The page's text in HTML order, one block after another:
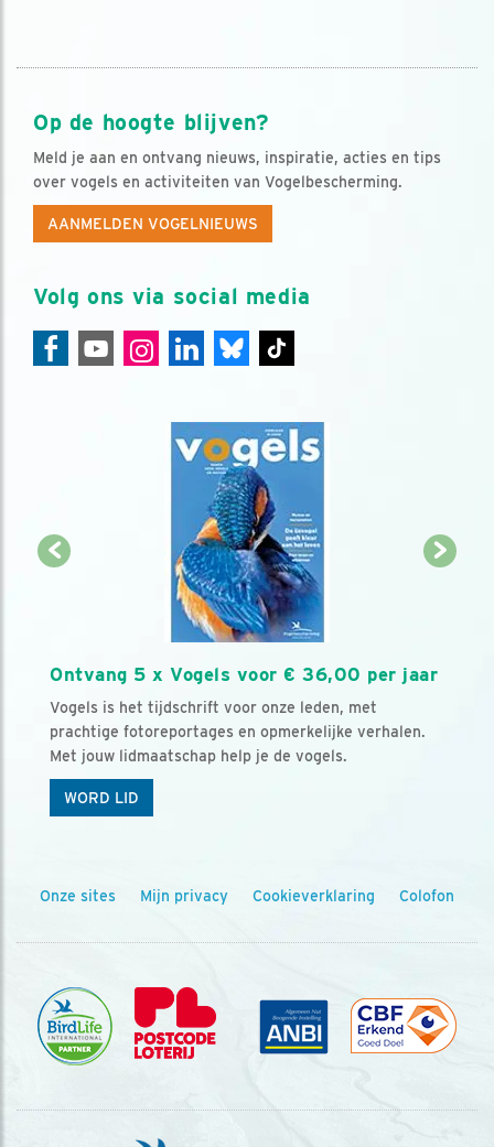
Op de hoogte blijven?
Meld je aan en ontvang nieuws, inspiratie, acties en tips
over vogels en activiteiten van Vogelbescherming.
AANMELDEN VOGELNIEUWS
Volg ons via social media
Ontvang 5 x Vogels voor € 36,00 per jaar
Vogels is het tijdschrift voor onze leden, met
prachtige fotoreportages en opmerkelijke verhalen.
Met jouw lidmaatschap help je de vogels.
WORD LID
Onze sites Mijn privacy Cookieverklaring Colofon